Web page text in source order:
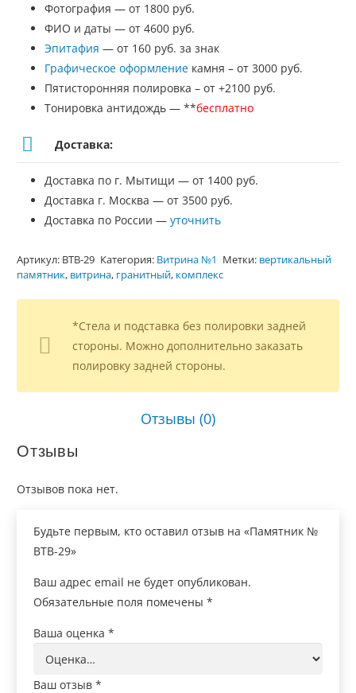
Фотография — от 1800 руб.
ФИО и даты — от 4600 руб.
Эпитафия — от 160 руб. за знак
Графическое оформление камня – от 3000 руб.
Пятисторонняя полировка – от +2100 руб.
Тонировка антидождь — **бесплатно
Доставка:
Доставка по г. Мытищи — от 1400 руб.
Доставка г. Москва — от 3500 руб.
Доставка по России — уточнить
Артикул: ВТВ-29 Категория: Витрина №1 Метки: вертикальный
памятник, витрина, гранитный, комплекс
*Стела и подставка без полировки задней
стороны. Можно дополнительно заказать
полировку задней стороны.
Отзывы (0)
Отзывы
Отзывов пока нет.
Будьте первым, кто оставил отзыв на «Памятник №
ВТВ-29»
Ваш адрес email не будет опубликован.
Обязательные поля помечены *
Ваша оценка *
Ваш отзыв *